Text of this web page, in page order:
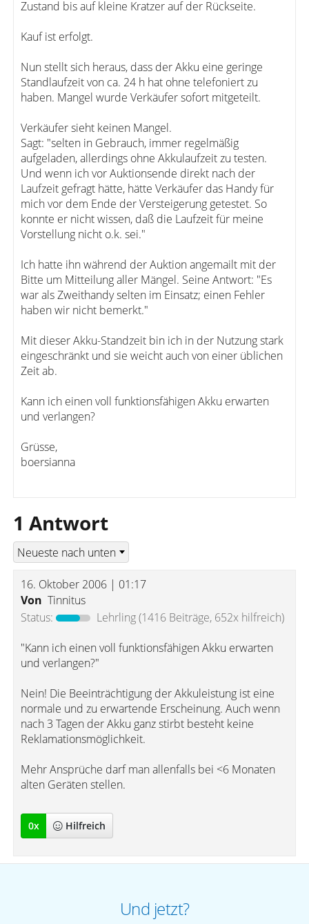
Zustand bis auf kleine Kratzer auf der Rückseite.
Kauf ist erfolgt.
Nun stellt sich heraus, dass der Akku eine geringe
Standlaufzeit von ca. 24 h hat ohne telefoniert zu
haben. Mangel wurde Verkäufer sofort mitgeteilt.
Verkäufer sieht keinen Mangel.
Sagt: "selten in Gebrauch, immer regelmäßig
aufgeladen, allerdings ohne Akkulaufzeit zu testen.
Und wenn ich vor Auktionsende direkt nach der
Laufzeit gefragt hätte, hätte Verkäufer das Handy für
mich vor dem Ende der Versteigerung getestet. So
konnte er nicht wissen, daß die Laufzeit für meine
Vorstellung nicht o.k. sei."
Ich hatte ihn während der Auktion angemailt mit der
Bitte um Mitteilung aller Mängel. Seine Antwort: "Es
war als Zweithandy selten im Einsatz; einen Fehler
haben wir nicht bemerkt."
Mit dieser Akku-Standzeit bin ich in der Nutzung stark
eingeschränkt und sie weicht auch von einer üblichen
Zeit ab.
Kann ich einen voll funktionsfähigen Akku erwarten
und verlangen?
Grüsse,
boersianna
1 Antwort
16. Oktober 2006 | 01:17
Von Tinnitus
Status:
Lehrling(1416 Beiträge, 652x hilfreich)
"Kann ich einen voll funktionsfähigen Akku erwarten
und verlangen?"
Nein! Die Beeinträchtigung der Akkuleistung ist eine
normale und zu erwartende Erscheinung. Auch wenn
nach 3 Tagen der Akku ganz stirbt besteht keine
Reklamationsmöglichkeit.
Mehr Ansprüche darf man allenfalls bei <6 Monaten
alten Geräten stellen.
0x Hilfreich
Und jetzt?